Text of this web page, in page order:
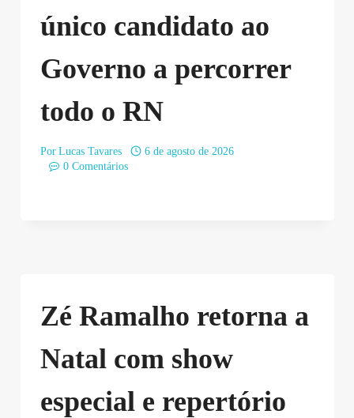
único candidato ao
Governo a percorrer
todo o RN
Por Lucas Tavares
6 de agosto de 2026
0 Comentários
Zé Ramalho retorna a
Natal com show
especial e repertório